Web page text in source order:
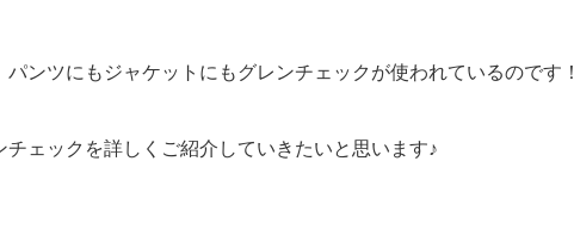
パンツにもジャケットにもグレンチェックが使われているのです！
チェックを詳しくご紹介していきたいと思います♪